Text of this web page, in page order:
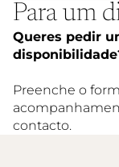
Para um
Queres pedir
Preenche o
contacto.